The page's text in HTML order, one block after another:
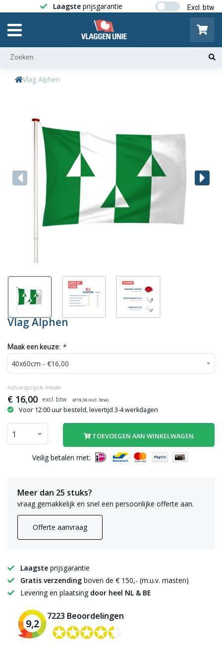
Laagste prijsgarantie Gratis
Vlag Alphen
Vlag Alphen
Maak een keuze: *
€ 16,00 (€19,36incl. btw)
Adviesprijs:€ 19,00
Voor 12:00 uur besteld, levertijd 3-4 werkdagen
TOEVOEGEN AAN WINKELWAGEN
Veilig betalen met:
Meer dan 25 stuks?
vraag gemakkelijk en snel een persoonlijke offerte aan.
Offerte aanvraag
Laagste prijsgarantie
Gratis verzending boven de € 150,- (m.u.v. masten)
Levering en plaatsing door heel NL & BE
9,2
7223 Beoordelingen
✪✪✪✪✪
✪✪✪✪✪